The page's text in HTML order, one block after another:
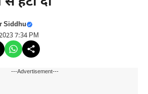
Siddhu
7:34 PM
---Advertisement---